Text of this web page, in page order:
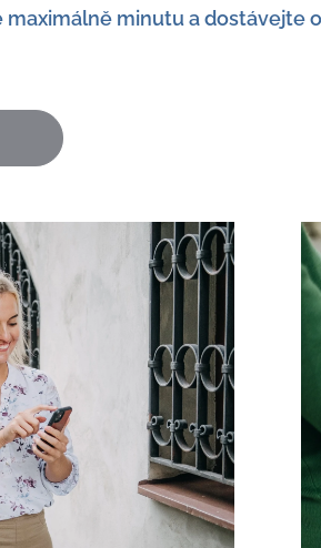
maximálně minutu a dostávejte